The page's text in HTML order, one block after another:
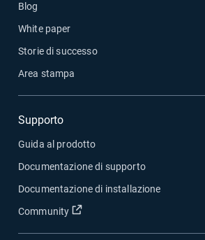
Blog
White paper
Storie di successo
Area stampa
Supporto
Guida al prodotto
Documentazione di supporto
Documentazione di installazione
Community
Apri in una nuova finestra